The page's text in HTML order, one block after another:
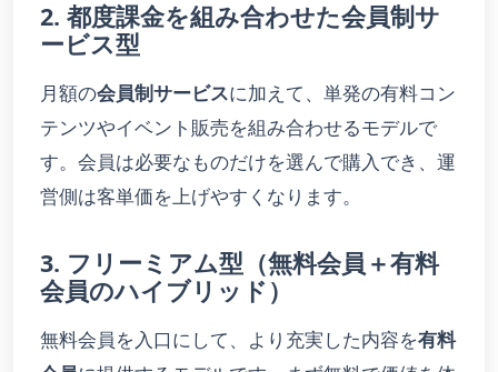
2. 都度課金を組み合わせた会員制サ
ービス型
月額の会員制サービスに加えて、単発の有料コン
テンツやイベント販売を組み合わせるモデルで
す。会員は必要なものだけを選んで購入でき、運
営側は客単価を上げやすくなります。
3. フリーミアム型（無料会員＋有料
会員のハイブリッド）
無料会員を入口にして、より充実した内容を有料